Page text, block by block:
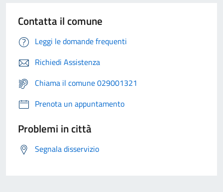
Contatta il comune
Leggi le domande frequenti
Richiedi Assistenza
Chiama il comune 029001321
Prenota un appuntamento
Problemi in città
Segnala disservizio